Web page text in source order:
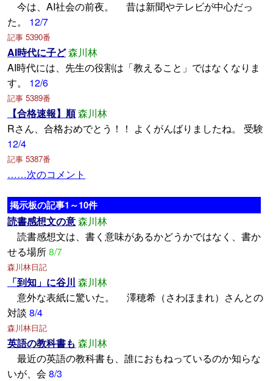
今は、AI社会の前夜。 昔は新聞やテレビが中心だっ
た。
12/7
記事 5390番
AI時代に子ど森川林
AI時代には、先生の役割は「教えること」ではなくなりま
す。 12/6
記事 5389番
【合格速報】順森川林
Rさん、合格おめでとう！！ よくがんばりましたね。 受験
12/4
記事 5387番
……次のコメント
掲示板の記事1～10件
読書感想文の意森川林
読書感想文は、書く意味があるかどうかではなく、書か
せる場所8/7
森川林日記
「到知」に谷川 森川林
意外な表紙に驚いた。 澤穂希（さわほまれ）さんとの
対談 8/4
森川林日記
英語の教科書も 森川林
最近の英語の教科書も、誰におもねっているのか知らな
いが、会 8/3